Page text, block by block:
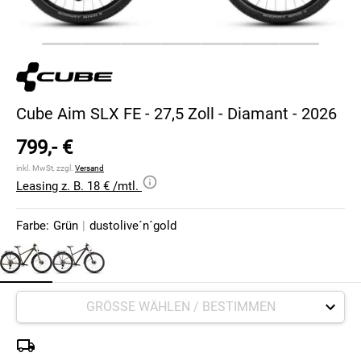
Cube Aim SLX FE - 27,5 Zoll - Diamant - 2026
799,- €
inkl. MwSt, zzgl. Versand
Leasing z. B. 18 € /mtl.
Farbe: Grün | dustolive´n´gold